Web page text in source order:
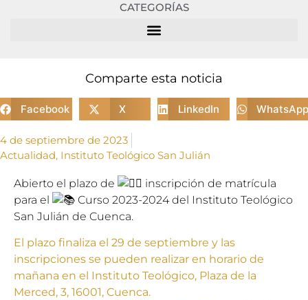
CATEGORÍAS
Comparte esta noticia
Facebook X LinkedIn WhatsApp
4 de septiembre de 2023
Actualidad, Instituto Teológico San Julián
Abierto el plazo de
inscripción de matrícula
para el
Curso 2023-2024 del Instituto Teológico
San Julián de Cuenca.
El plazo finaliza el 29 de septiembre y las
inscripciones se pueden realizar en horario de
mañana en el Instituto Teológico, Plaza de la
Merced, 3, 16001, Cuenca.